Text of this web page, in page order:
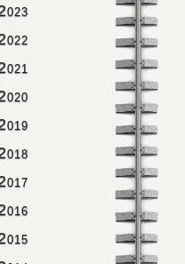
023
022
021
020
019
018
017
016
015